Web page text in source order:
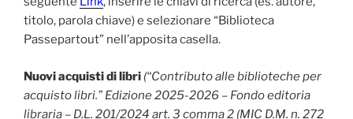
titolo, parola chiave) e selezionare “Biblioteca
Passepartout” nell’apposita casella.
Nuovi acquisti di libri (“Contributo alle biblioteche per
acquisto libri.” Edizione 2025-2026 – Fondo editoria
libraria – D.L. 201/2024 art. 3 comma 2 (MIC D.M. n. 272